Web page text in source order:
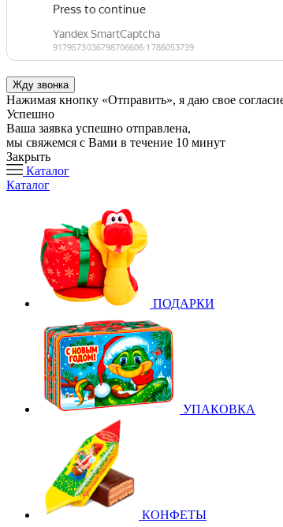
Нажимая кнопку «Отправить», я даю свое
Успешно
Ваша заявка успешно отправлена,
мы свяжемся с Вами в течение 10 минут
Закрыть
Каталог
Каталог
ПОДАРКИ
УПАКОВКА
КОНФЕТЫ